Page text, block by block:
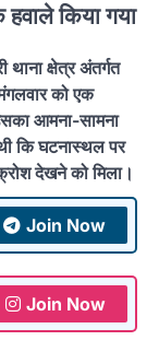
किया गया
क्षेत्र अंतर्गत
को एक
आमना-सामना
कि घटनास्थल पर
देखने को मिला।
Join Now
Join Now